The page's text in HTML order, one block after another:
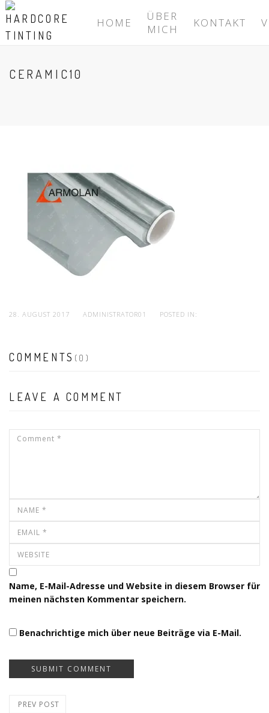
HOME
ÜBER
MICH
KONTAKT
CERAMIC10
28. AUGUST 2017 ADMINISTRATOR01 POSTED IN:
COMMENTS (0)
LEAVE A COMMENT
Name, E-Mail-Adresse und Website in diesem Browser für
meinen nächsten Kommentar speichern.
Benachrichtige mich über neue Beiträge via E-Mail.
PREV POST